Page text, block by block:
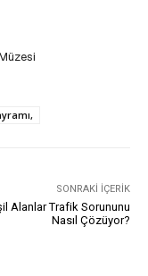
SONRAKI İÇERIK
Alanlar Trafik Sorununu
Nasıl Çözüyor?